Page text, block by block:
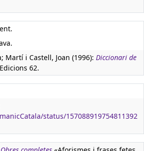
Martí i Castell, Joan (1996): Diccionari de
62.
status/157088919754811392